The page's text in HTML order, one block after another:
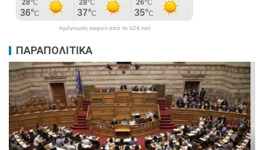
πρόγνωση καιρού από το k24.net
ΠΑΡΑΠΟΛΙΤΙΚΑ
ΠΑΡΑΠΟΛΙΤΙΚΑ ΠΟΛΙΤΙΚΗ